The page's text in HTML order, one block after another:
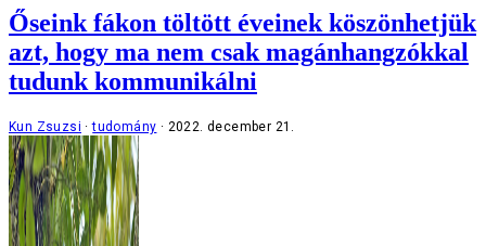
Őseink fákon töltött éveinek köszönhetjük
azt, hogy ma nem csak magánhangzókkal
tudunk kommunikálni
Kun Zsuzsi tudomány 2022. december 21.